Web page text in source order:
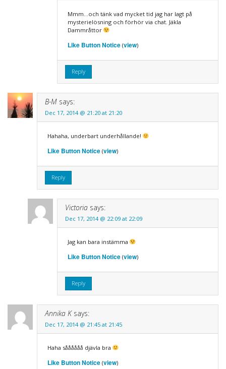
Mmm…och tänk vad mycket tid jag har lagt på
mysterielösning och förhör via chat. Jäkla
Dammråttor
Like Button Notice(view)
Reply
B-M says:
Dec 17, 2014 @ 21:20 at 21:20
Hahaha, underbart underhållande!
Like Button Notice(view)
Reply
Victoria says:
Dec 17, 2014 @ 22:09 at 22:09
Jag kan bara instämma
Like Button Notice(view)
Reply
Annika K says:
Dec 17, 2014 @ 21:45 at 21:45
Haha såååååå djävla bra
Like Button Notice(view)